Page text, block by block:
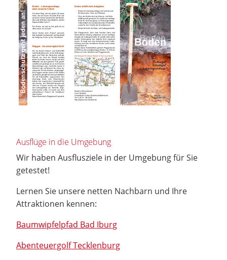
Ausflüge in die Umgebung
Wir haben Ausflusziele in der Umgebung für Sie
getestet!
Lernen Sie unsere netten Nachbarn und Ihre
Attraktionen kennen:
Baumwipfelpfad Bad Iburg
Abenteuergolf Tecklenburg